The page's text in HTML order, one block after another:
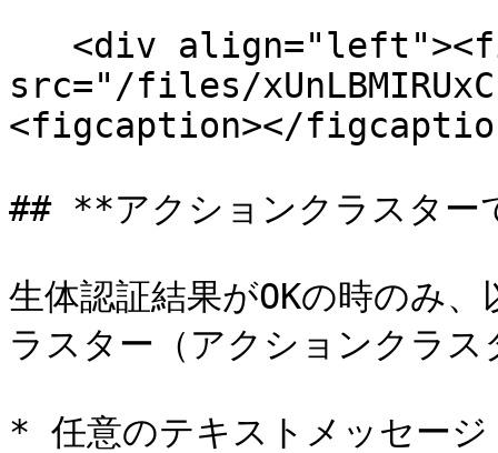
src="/files/
<figcaption></
## **アクションクラスター
生体認証結果がOKの時のみ
ラスター（アクションクラ
* 任意のテキストメッセージ